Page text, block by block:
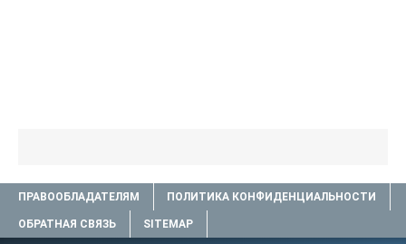
ПРАВООБЛАДАТЕЛЯМ ПОЛИТИКА КОНФИДЕНЦИАЛЬНОСТИ
ОБРАТНАЯ СВЯЗЬ SITEMAP